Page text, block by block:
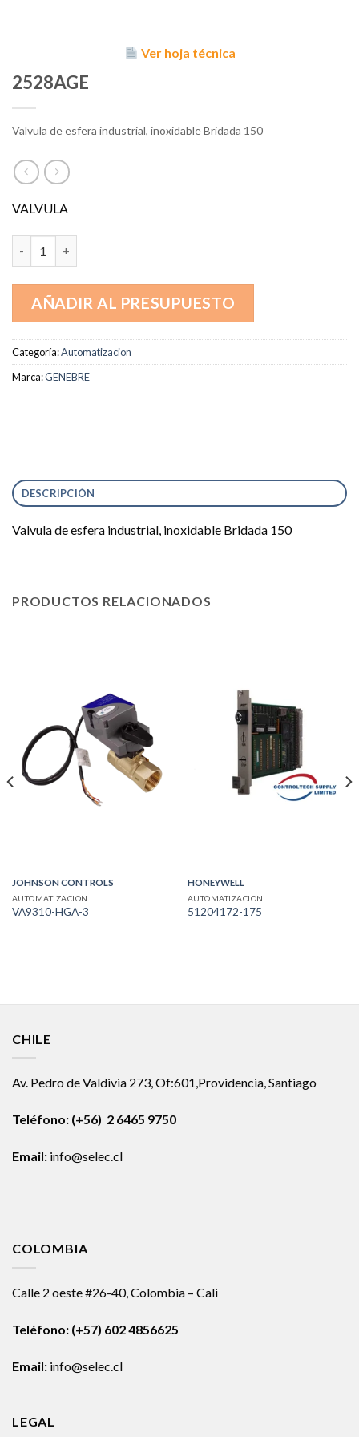
Ver hoja técnica
2528AGE
Valvula de esfera industrial, inoxidable Bridada 150
VALVULA
AÑADIR AL PRESUPUESTO
Categoría:Automatizacion
Marca:GENEBRE
DESCRIPCIÓN
Valvula de esfera industrial, inoxidable Bridada 150
PRODUCTOS RELACIONADOS
JOHNSON CONTROLS
AUTOMATIZACION
VA9310-HGA-3
HONEYWELL
AUTOMATIZACION
51204172-175
CHILE
Av. Pedro de Valdivia 273, Of:601,Providencia, Santiago
Teléfono: (+56) 2 6465 9750
Email: info@selec.cl
COLOMBIA
Calle 2 oeste #26-40, Colombia – Cali
Teléfono: (+57) 602 4856625
Email: info@selec.cl
LEGAL